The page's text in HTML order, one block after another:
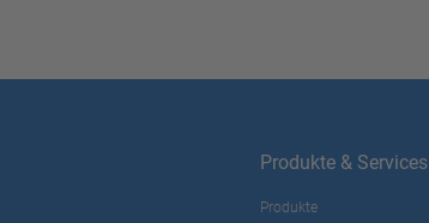
Produkte & Services
Produkte